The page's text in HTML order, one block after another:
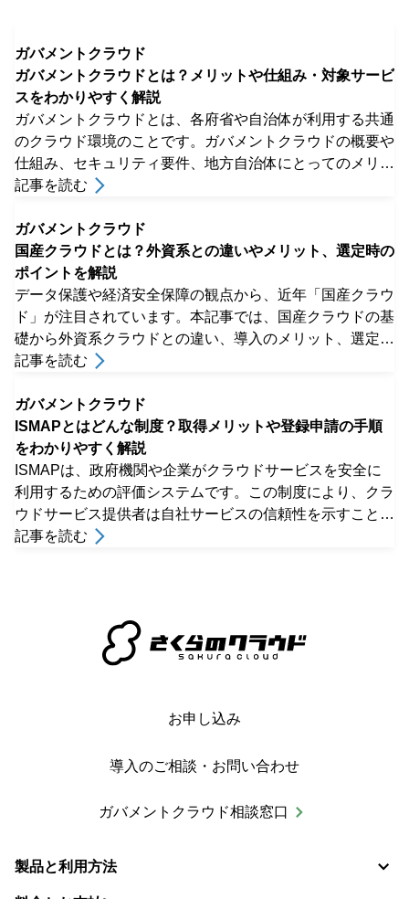
ガバメントクラウド
ガバメントクラウドとは？メリットや仕組み・対象サービ
スをわかりやすく解説
ガバメントクラウドとは、各府省や自治体が利用する共通
のクラウド環境のことです。ガバメントクラウドの概要や
仕組み、セキュリティ要件、地方自治体にとってのメリッ
トや課題などを解説します。
記事を読む
ガバメントクラウド
国産クラウドとは？外資系との違いやメリット、選定時の
ポイントを解説
データ保護や経済安全保障の観点から、近年「国産クラウ
ド」が注目されています。本記事では、国産クラウドの基
礎から外資系クラウドとの違い、導入のメリット、選定時
のポイントまでを幅広く解説します。
記事を読む
ガバメントクラウド
ISMAPとはどんな制度？取得メリットや登録申請の手順
をわかりやすく解説
ISMAPは、政府機関や企業がクラウドサービスを安全に
利用するための評価システムです。この制度により、クラ
ウドサービス提供者は自社サービスの信頼性を示すことが
でき、利用者は安全なサービスを容易に選択できるように
記事を読む
お申し込み
導入のご相談・お問い合わせ
ガバメントクラウド相談窓口
製品と利用方法